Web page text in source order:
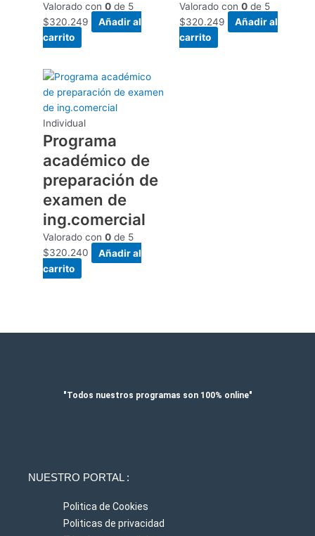
Valorado con0 de 5
$320.249
Añadir al
carrito
Valorado con 0de 5
$320.249
Añadir al
carrito
Individual
Programa
académico de
preparación de
examen de
ing.comercial
Valorado con0 de 5
$320.240
Añadir al
carrito
"Todos nuestros programas son 100% online"
NUESTRO PORTAL :
Politica de Cookies
Politicas de privacidad